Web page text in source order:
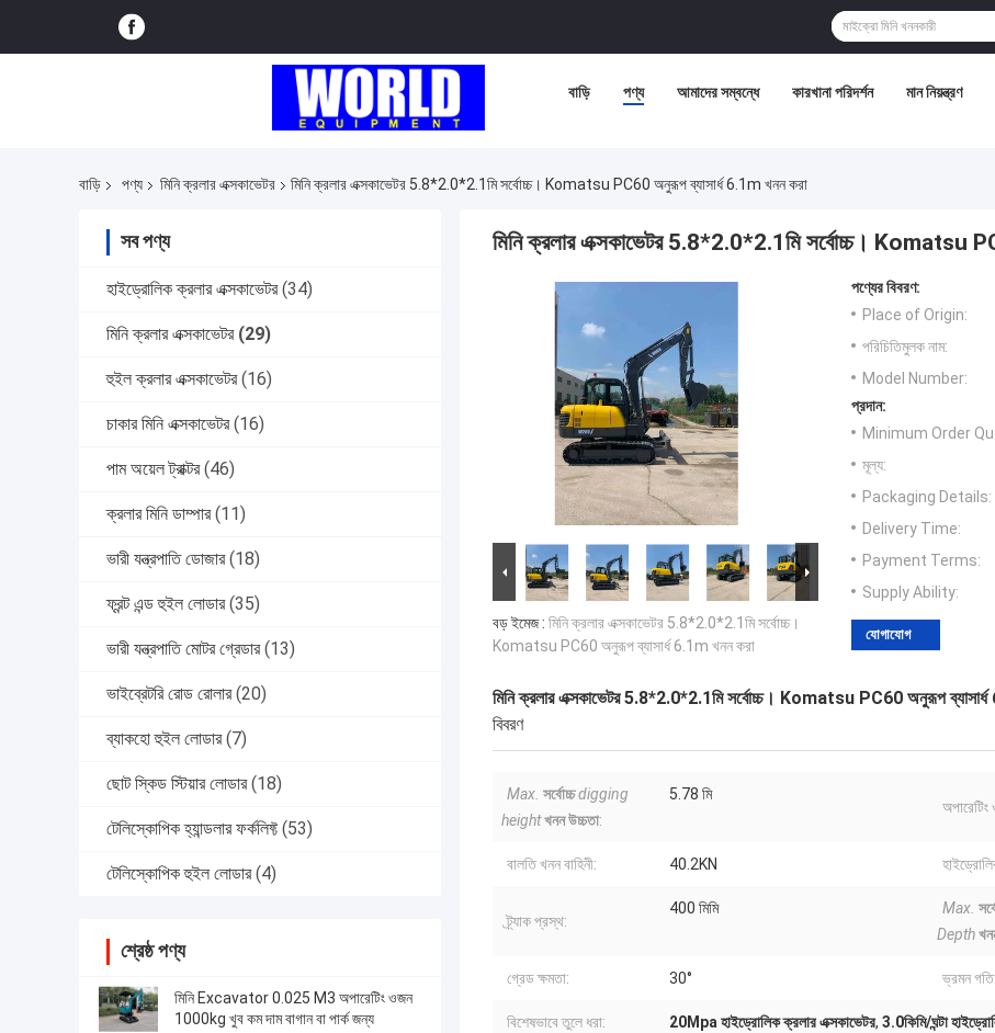
বাড়ি পণ্য আমাদের সম্বন্ধে কারখানা পরিদর্শন মান নিয়ন্ত্রণ
বাড়ি পণ্য মিনি ক্রলার এক্সকাভেটর মিনি ক্রলার এক্সকাভেটর 5.8*2.0*2.1মি সর্বোচ্চ। Komatsu PC60 অনুরূপ ব্যাসার্ধ 6.1m খনন করা
সব পণ্য
হাইড্রোলিক ক্রলার এক্সকাভেটর (34)
মিনি ক্রলার এক্সকাভেটর (29)
হুইল ক্রলার এক্সকাভেটর (16)
চাকার মিনি এক্সকাভেটর (16)
পাম অয়েল ট্রাক্টর (46)
ক্রলার মিনি ডাম্পার (11)
ভারী যন্ত্রপাতি ডোজার (18)
ফ্রন্ট এন্ড হুইল লোডার (35)
ভারী যন্ত্রপাতি মোটর গ্রেডার (13)
ভাইব্রেটরি রোড রোলার (20)
ব্যাকহো হুইল লোডার (7)
ছোট স্কিড স্টিয়ার লোডার (18)
টেলিস্কোপিক হ্যান্ডলার ফর্কলিফ্ট (53)
টেলিস্কোপিক হুইল লোডার (4)
শ্রেষ্ঠ পণ্য
মিনি Excavator 0.025 M3 অপারেটিং ওজন
1000kg খুব কম দাম বাগান বা পার্ক জন্য
মিনি ক্রলার এক্সকাভেটর 5.8*2.0*2.1মি সর্বোচ্চ। Komatsu
বড় ইমেজ : মিনি ক্রলার এক্সকাভেটর 5.8*2.0*2.1মি সর্বোচ্চ।
Komatsu PC60 অনুরূপ ব্যাসার্ধ 6.1m খনন করা
পণ্যের বিবরণ:
Place of Origin:
পরিচিতিমুলক নাম:
Model Number:
প্রদান:
Minimum Order
মূল্য:
Packaging Details:
Delivery Time:
Payment Terms:
Supply Ability:
যোগাযোগ
মিনি ক্রলার এক্সকাভেটর 5.8*2.0*2.1মি সর্বোচ্চ। Komatsu PC60 অনুরূপ
বিবরণ
Max. সর্বোচ্চdigging
heightখনন উচ্চতা:
5.78 মি
বালতি খনন বাহিনী: 40.2KN
ট্র্যাক প্রস্থ:
400 মিমি Max.
Depth
গ্রেড ক্ষমতা: 30° ভ্রমন গতি:
বিশেষভাবে তুলে ধরা: 20Mpa হাইড্রোলিক ক্রলার এক্সকাভেটর, 3.0কিমি/ঘন্টা